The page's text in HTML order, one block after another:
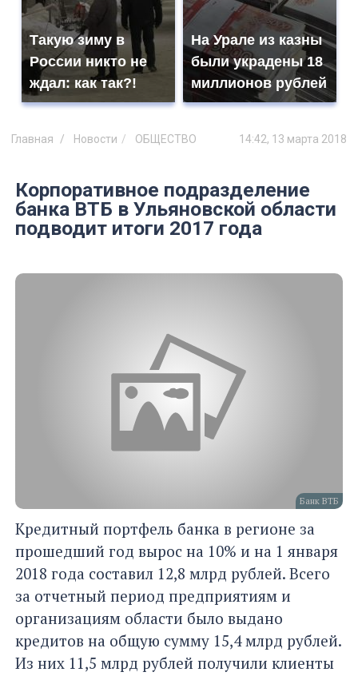
Такую зиму в
России никто не
ждал: как так?!
На Урале из казны
были украдены 18
миллионов рублей
Главная Новости ОБЩЕСТВО 14:42, 13 марта 2018
Корпоративное подразделение
банка ВТБ в Ульяновской области
подводит итоги 2017 года
Банк ВТБ
Кредитный портфель банка в регионе за
прошедший год вырос на 10% и на 1 января
2018 года составил 12,8 млрд рублей. Всего
за отчетный период предприятиям и
организациям области было выдано
кредитов на общую сумму 15,4 млрд рублей.
Из них 11,5 млрд рублей получили клиенты